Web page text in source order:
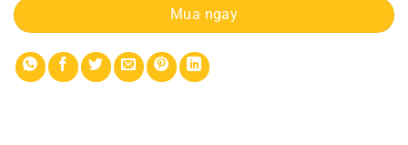
Mua ngay